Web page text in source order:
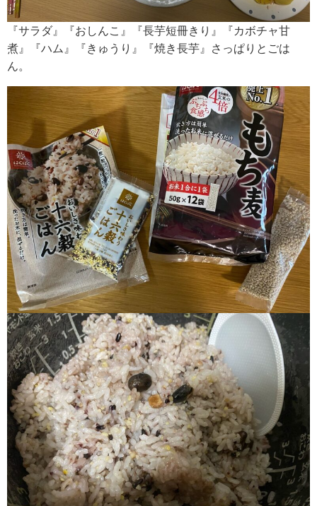
『サラダ』『おしんこ』『長芋短冊きり』『カボチャ甘
煮』『ハム』『きゅうり』『焼き長芋』さっぱりとごは
ん。